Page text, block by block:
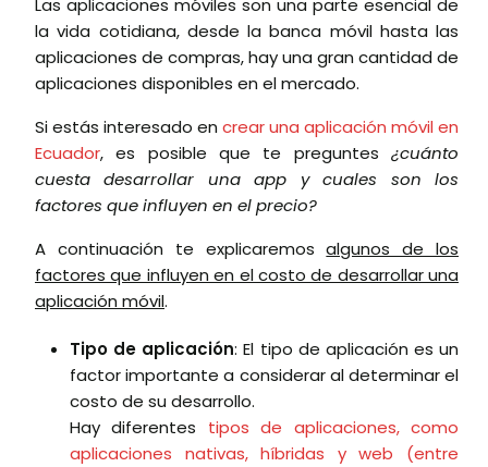
Las aplicaciones móviles son una parte esencial de
la vida cotidiana, desde la banca móvil hasta las
aplicaciones de compras, hay una gran cantidad de
aplicaciones disponibles en el mercado.
Si estás interesado en crear una aplicación móvil en
Ecuador, es posible que te preguntes ¿cuánto
cuesta desarrollar una app y cuales son los
factores que influyen en el precio?
A continuación te explicaremosalgunos de los
factores que influyen en el costo de desarrollar una
aplicación móvil.
Tipo de aplicación: El tipo de aplicación es un
factor importante a considerar al determinar el
costo de su desarrollo.
Hay diferentes tipos de aplicaciones, como
aplicaciones nativas, híbridas y web (entre